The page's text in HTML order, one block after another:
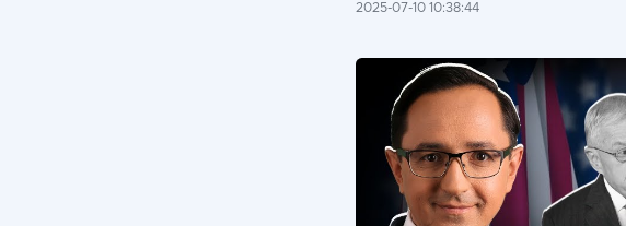
2025-07-10 10:38:44